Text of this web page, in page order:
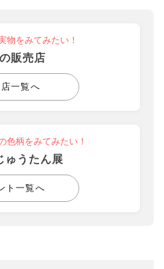
物をみてみたい！
販売店
一覧へ
色柄をみてみたい！
ゅうたん展
ト一覧へ